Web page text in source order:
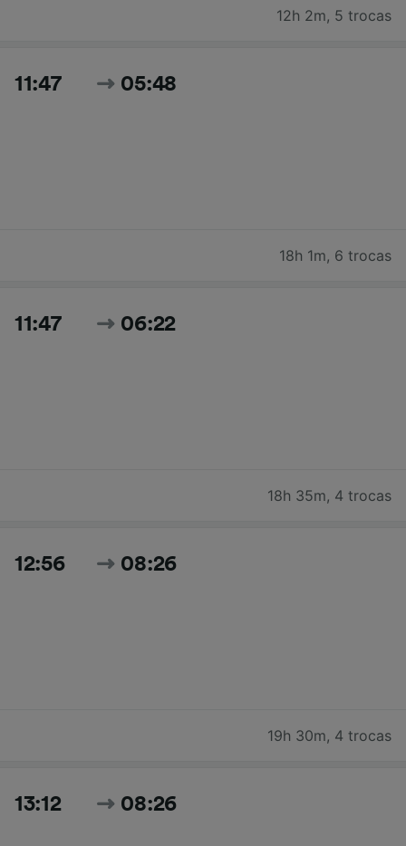
12h 2m, 5 trocas
11:47 05:48
18h 1m, 6 trocas
11:47 06:22
18h 35m, 4 trocas
12:56 08:26
19h 30m, 4 trocas
13:12 08:26